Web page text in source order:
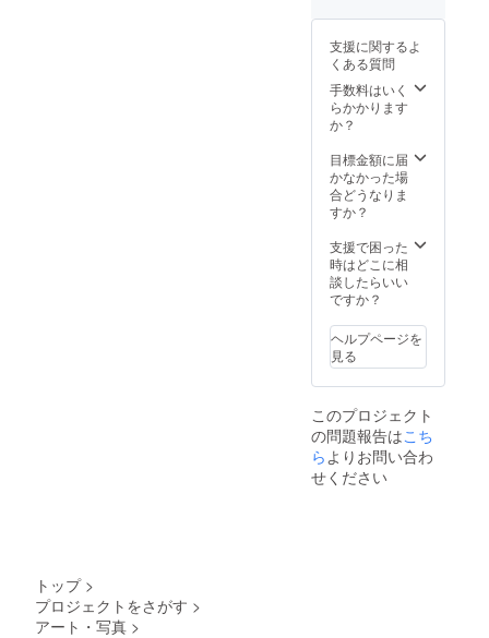
今回の
ドファ
ンディ
ングに
限り
45,000
全国送
料込み)
限定30
点のリ
ン。 ※
日本国
内しか
発送し
ん。
支援に関するよ
くある質問
手数料はいく
らかかります
か？
目標金額に届
かなかった場
合どうなりま
すか？
支援で困った
時はどこに相
談したらいい
ですか？
ヘルプページを
見る
このプロジェクト
の問題報告はこち
ら よりお問い合わ
せください
トップ >
プロジェクトをさがす >
アート・写真 >